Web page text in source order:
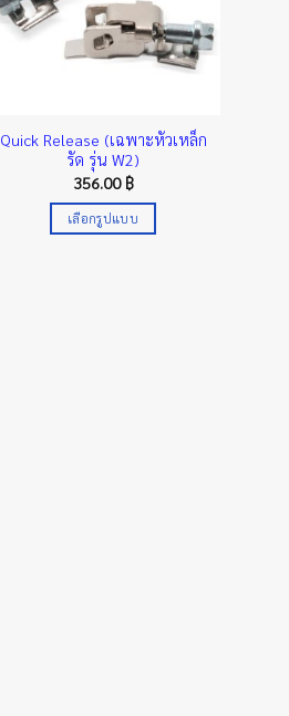
Quick Release (เฉพาะหัวเหล็ก
รัด รุ่น W2)
356.00 ฿
เลือกรูปแบบ